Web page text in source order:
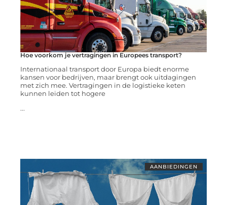
Hoe voorkom je vertragingen in Europees transport?
Internationaal transport door Europa biedt enorme
kansen voor bedrijven, maar brengt ook uitdagingen
met zich mee. Vertragingen in de logistieke keten
kunnen leiden tot hogere
...
AANBIEDINGEN